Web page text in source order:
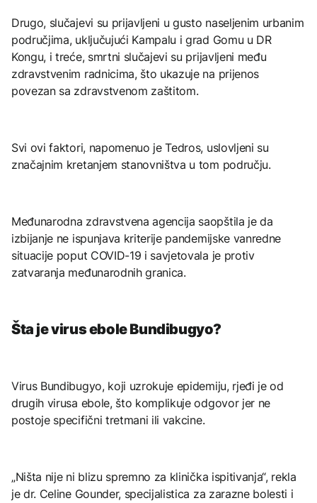
Drugo, slučajevi su prijavljeni u gusto naseljenim urbanim
područjima, uključujući Kampalu i grad Gomu u DR
Kongu, i treće, smrtni slučajevi su prijavljeni među
zdravstvenim radnicima, što ukazuje na prijenos
povezan sa zdravstvenom zaštitom.
Svi ovi faktori, napomenuo je Tedros, uslovljeni su
značajnim kretanjem stanovništva u tom području.
Međunarodna zdravstvena agencija saopštila je da
izbijanje ne ispunjava kriterije pandemijske vanredne
situacije poput COVID-19 i savjetovala je protiv
zatvaranja međunarodnih granica.
Šta je virus ebole Bundibugyo?
Virus Bundibugyo, koji uzrokuje epidemiju, rjeđi je od
drugih virusa ebole, što komplikuje odgovor jer ne
postoje specifični tretmani ili vakcine.
„Ništa nije ni blizu spremno za klinička ispitivanja“, rekla
je dr. Celine Gounder, specijalistica za zarazne bolesti i